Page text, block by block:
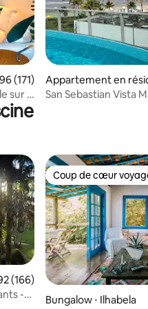
: 4,93 sur 5
moyenne sur la base de
(171)
sur la
Appartement en
era de São Lourenço
San Sebastian Vista
: 5 sur 5
moyenne sur la base de
(166)
-
Coup de cœur
Coup de cœur
Bungalow ⋅ Ilhabela